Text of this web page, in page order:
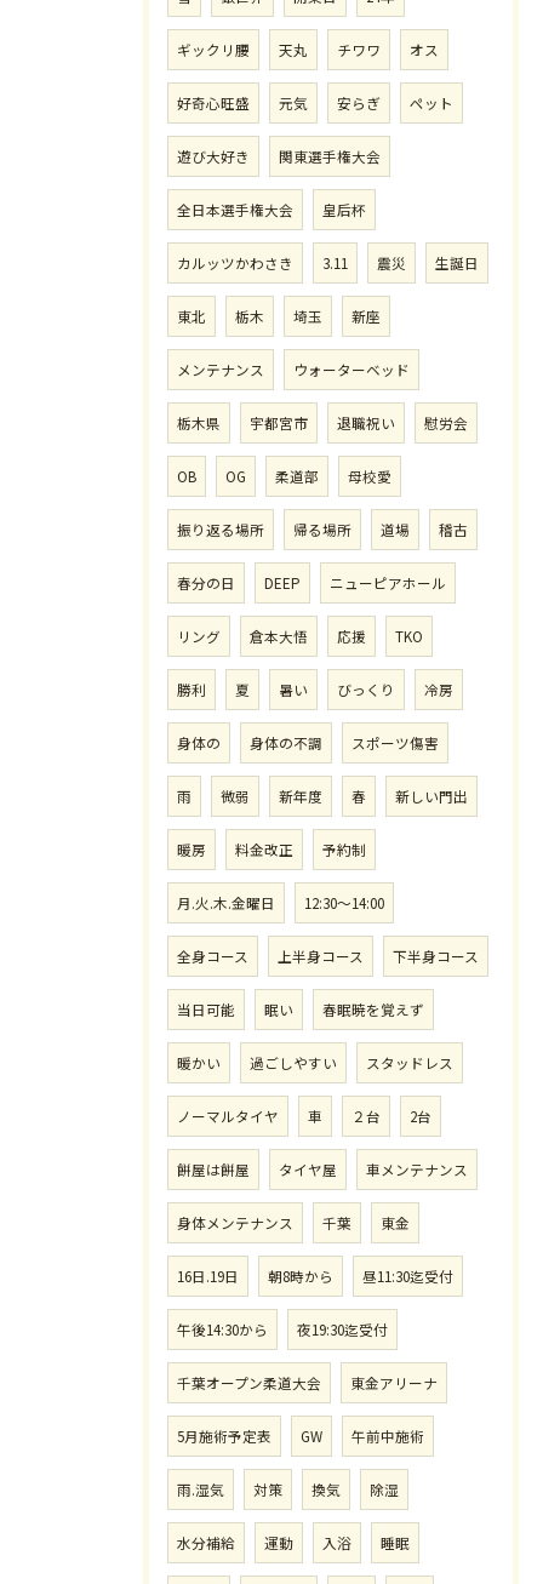
ギックリ腰 天丸 チワワ オス
好奇心旺盛 元気 安らぎ ペット
遊び大好き 関東選手権大会
全日本選手権大会 皇后杯
カルッツかわさき 3.11 震災 生誕日
東北 栃木 埼玉 新座
メンテナンス ウォーターベッド
栃木県 宇都宮市 退職祝い 慰労会
OB OG 柔道部 母校愛
振り返る場所 帰る場所 道場 稽古
春分の日 DEEP ニューピアホール
リング 倉本大悟 応援 TKO
勝利 夏 暑い びっくり 冷房
身体の 身体の不調 スポーツ傷害
雨 微弱 新年度 春 新しい門出
暖房 料金改正 予約制
月.火.木.金曜日 12:30〜14:00
全身コース 上半身コース 下半身コース
当日可能 眠い 春眠暁を覚えず
暖かい 過ごしやすい スタッドレス
ノーマルタイヤ 車 ２台 2台
餅屋は餅屋 タイヤ屋 車メンテナンス
身体メンテナンス 千葉 東金
16日.19日 朝8時から 昼11:30迄受付
午後14:30から 夜19:30迄受付
千葉オープン柔道大会 東金アリーナ
5月施術予定表 GW 午前中施術
雨.湿気 対策 換気 除湿
水分補給 運動 入浴 睡眠